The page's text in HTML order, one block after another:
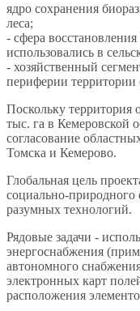
ядро сохранения
леса;
- сфера
использовались в
- хозяйственный
периферии территории
Поскольку территория
тыс. га в Кемеровской
согласование
Томска и Кемерово.
Глобальная цель
социально-природного
разумных технологий.
Рядовые задачи -
энергоснабжения
автономного
электронных карт
расположения